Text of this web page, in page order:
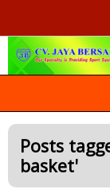
AGEN ALAT
Menyediakan
Posts
basket'